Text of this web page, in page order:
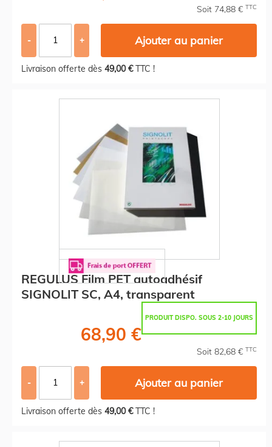
Soit 74,88 € TTC
- + Ajouter au panier
Livraison offerte dès 49,00 €TTC !
REGULUS Film PET autoadhésif
SIGNOLIT SC, A4, transparent
PRODUIT DISPO. SOUS 2-10 JOURS
68,90 €
Soit 82,68 € TTC
- + Ajouter au panier
Livraison offerte dès 49,00 €TTC !